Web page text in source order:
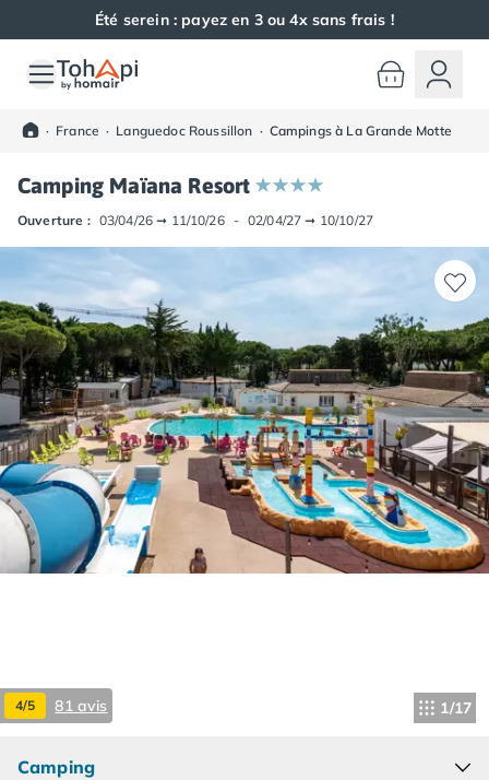
Été serein : payez en 3 ou 4x sans frais !
Toutes nos destinations
Camping Alsace
Camping Haut-Rhin
Camping Colmar
Camping Mulhouse
Camping Aquitaine
Camping Dordogne
Camping Carsac-Aillac
Camping Les Eyzies-de-Tayac-Sireuil
Camping Sarlat
Camping Gironde
Camping Bordeaux
Camping Carcans
Camping Hourtin
Camping Lacanau
Camping Soulac sur Mer
Camping Hossegor
Camping Messanges
Camping Sanguinet
· France · Languedoc Roussillon · Campings à La Grande Motte
Camping Maïana Resort
Ouverture : 03/04/26 ➞ 11/10/26 - 02/04/27 ➞ 10/10/27
4/5 81 avis 1/17
Camping